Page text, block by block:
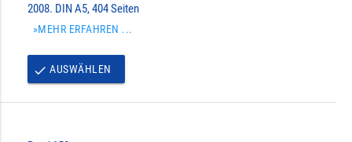
2008. DIN A5, 404 Seiten
»MEHR ERFAHREN ...
done AUSWÄHLEN